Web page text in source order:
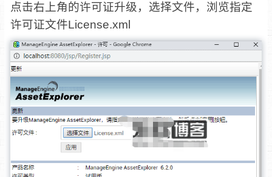
点击右上角的许可证升级，选择文件，浏览指定
许可证文件License.xml